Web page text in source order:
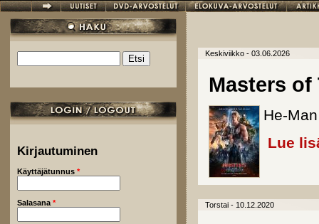
Hakulomake
Kirjautuminen
Käyttäjätunnus *
Salasana *
Keskiviikko - 03.06.2026
Masters of
He-
Lue
Torstai - 10.12.2020